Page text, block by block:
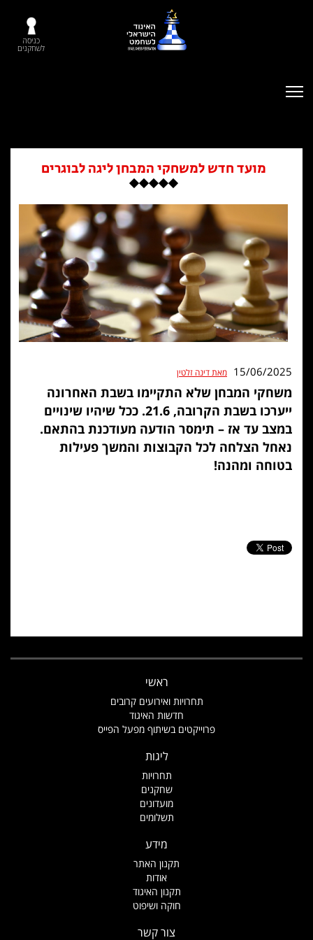
כניסה
לשחקנים
מועד חדש למשחקי המבחן ליגה לבוגרים
15/06/2025 מאת דינה זלטין
משחקי המבחן שלא התקיימו בשבת האחרונה
ייערכו בשבת הקרובה, 21.6. ככל שיהיו שינויים
במצב עד אז – תימסר הודעה מעודכנת בהתאם.
נאחל הצלחה לכל הקבוצות והמשך פעילות
בטוחה ומהנה!
ראשי
תחרויות ואירועים קרובים
חדשות האיגוד
פרוייקטים בשיתוף מפעל הפייס
ליגות
תחרויות
שחקנים
מועדונים
תשלומים
מידע
תקנון האתר
אודות
תקנון האיגוד
חוקה ושיפוט
צור קשר